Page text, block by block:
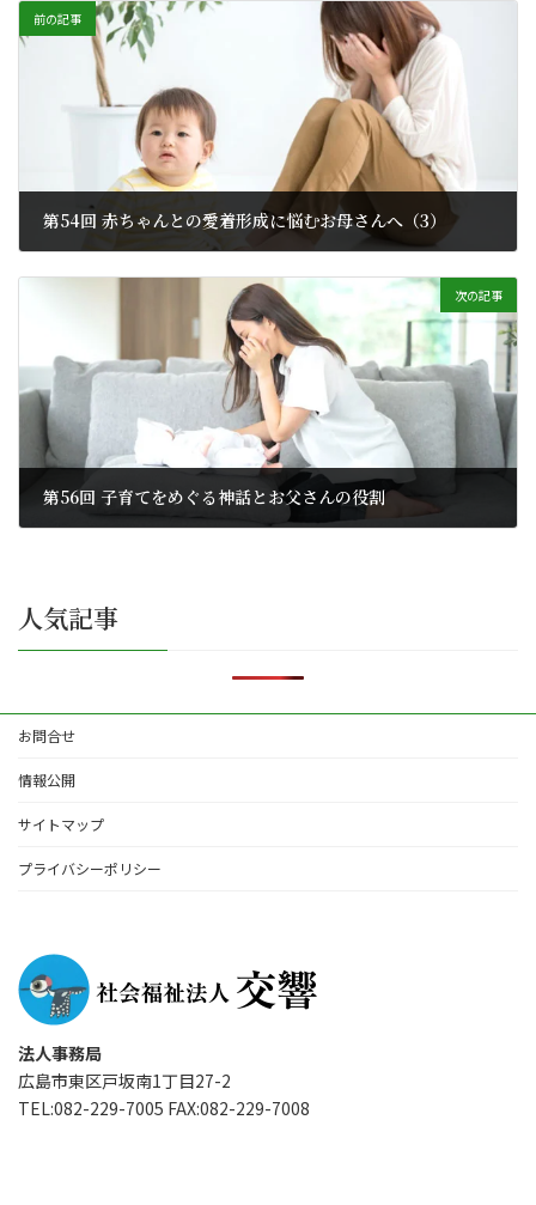
前の記事
第54回 赤ちゃんとの愛着形成に悩むお母さんへ（3）
次の記事
第56回 子育てをめぐる神話とお父さんの役割
人気記事
お問合せ
情報公開
サイトマップ
プライバシーポリシー
法人事務局
広島市東区戸坂南1丁目27-2
TEL:082-229-7005 FAX:082-229-7008